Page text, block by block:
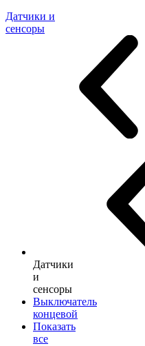
Датчики и
сенсоры
Датчики
и
сенсоры
Выключатель
концевой
Показать
все